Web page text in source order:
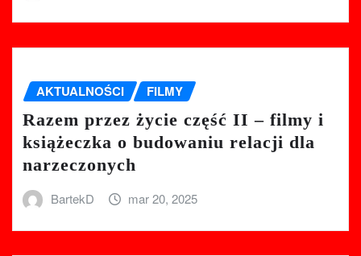
AKTUALNOŚCI FILMY
Razem przez życie część II – filmy i
książeczka o budowaniu relacji dla
narzeczonych
BartekD mar 20, 2025